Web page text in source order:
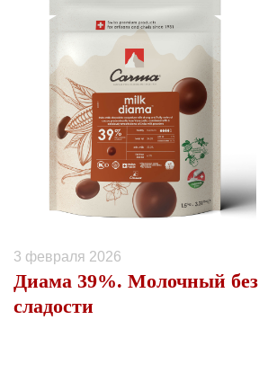
3 февраля 2026
Диама 39%. Молочный
сладости